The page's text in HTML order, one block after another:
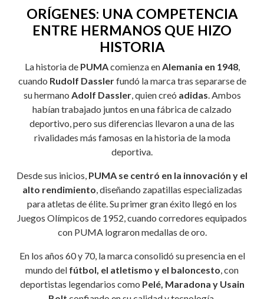
ORÍGENES: UNA COMPETENCIA
ENTRE HERMANOS QUE HIZO
HISTORIA
La historia de PUMAcomienza enAlemania en 1948,
cuando Rudolf Dasslerfundó la marca tras separarse de
su hermano Adolf Dassler, quien creó adidas. Ambos
habían trabajado juntos en una fábrica de calzado
deportivo, pero sus diferencias llevaron a una de las
rivalidades más famosas en la historia de la moda
deportiva.
Desde sus inicios, PUMA se centró en la innovación y el
alto rendimiento, diseñando zapatillas especializadas
para atletas de élite. Su primer gran éxito llegó en los
Juegos Olímpicos de 1952, cuando corredores equipados
con PUMA lograron medallas de oro.
En los años 60 y 70, la marca consolidó su presencia en el
mundo del fútbol, el atletismo y el baloncesto, con
deportistas legendarios como Pelé, Maradona y Usain